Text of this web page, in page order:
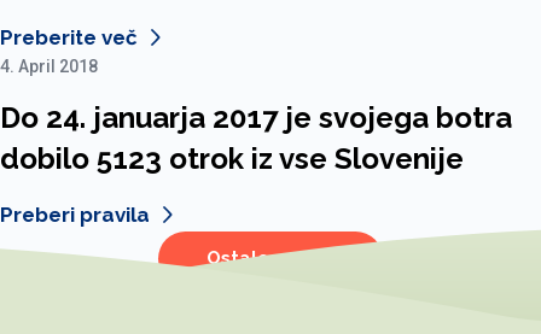
Preberite več
4. April 2018
Do 24. januarja 2017 je svojega botra
dobilo 5123 otrok iz vse Slovenije
Preberi pravila
Ostale novice